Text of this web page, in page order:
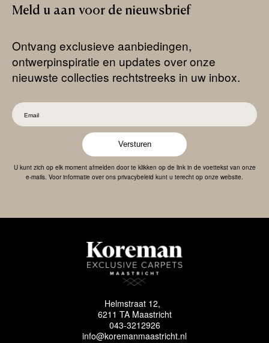
Meld u aan voor de nieuwsbrief
Ontvang exclusieve aanbiedingen,
ontwerpinspiratie en updates over onze
nieuwste collecties rechtstreeks in uw inbox.
Versturen
U kunt zich op elk moment afmelden door te klikken op de link in de voettekst van onze
e-mails. Voor informatie over ons privacybeleid kunt u terecht op onze website.
Helmstraat 12,
6211 TA Maastricht
043-3212926
info@koremanmaastricht.nl